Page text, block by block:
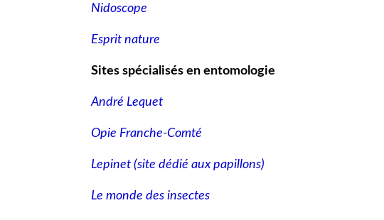
Nidoscope
Esprit nature
Sites spécialisés en entomologie
André Lequet
Opie Franche-Comté
Lepinet (site dédié aux papillons)
Le monde des insectes